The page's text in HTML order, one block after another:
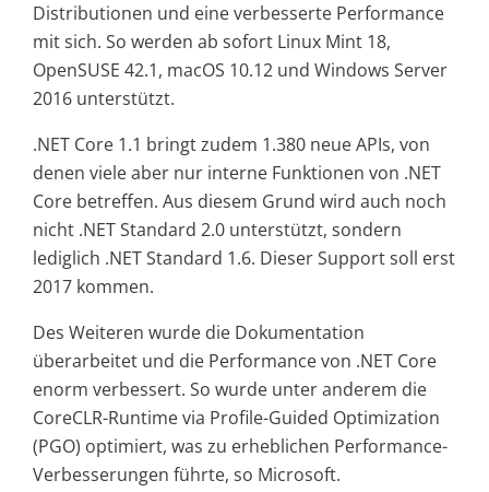
Distributionen und eine verbesserte Performance
mit sich. So werden ab sofort Linux Mint 18,
OpenSUSE 42.1, macOS 10.12 und Windows Server
2016 unterstützt.
.NET Core 1.1 bringt zudem 1.380 neue APIs, von
denen viele aber nur interne Funktionen von .NET
Core betreffen. Aus diesem Grund wird auch noch
nicht .NET Standard 2.0 unterstützt, sondern
lediglich .NET Standard 1.6. Dieser Support soll erst
2017 kommen.
Des Weiteren wurde die Dokumentation
überarbeitet und die Performance von .NET Core
enorm verbessert. So wurde unter anderem die
CoreCLR-Runtime via Profile-Guided Optimization
(PGO) optimiert, was zu erheblichen Performance-
Verbesserungen führte, so Microsoft.